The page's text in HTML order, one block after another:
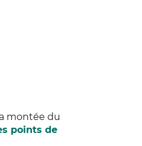
montée du
points de